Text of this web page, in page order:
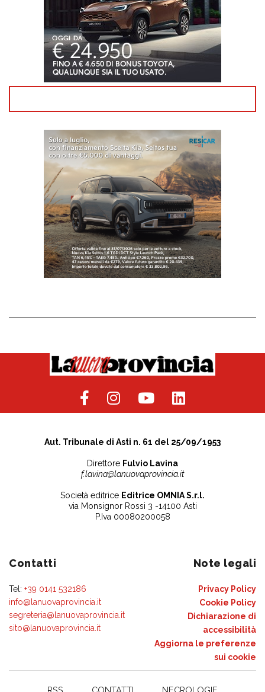
Aut. Tribunale di Asti n. 61 del 25/09/1953
Direttore Fulvio Lavina
f.lavina@lanuovaprovincia.it
Società editrice Editrice OMNIA S.r.l.
via Monsignor Rossi 3 -14100 Asti
P.Iva 00080200058
Contatti
Tel: +39 0141 532186
info@lanuovaprovincia.it
segreteria@lanuovaprovincia.it
sito@lanuovaprovincia.it
Note legali
Privacy Policy
Cookie Policy
Dichiarazione di
accessibilità
Aggiorna le preferenze
sui cookie